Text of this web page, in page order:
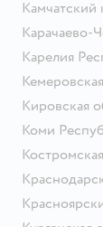
Камчатский
Карачаево-
Карелия
Кировская
Коми